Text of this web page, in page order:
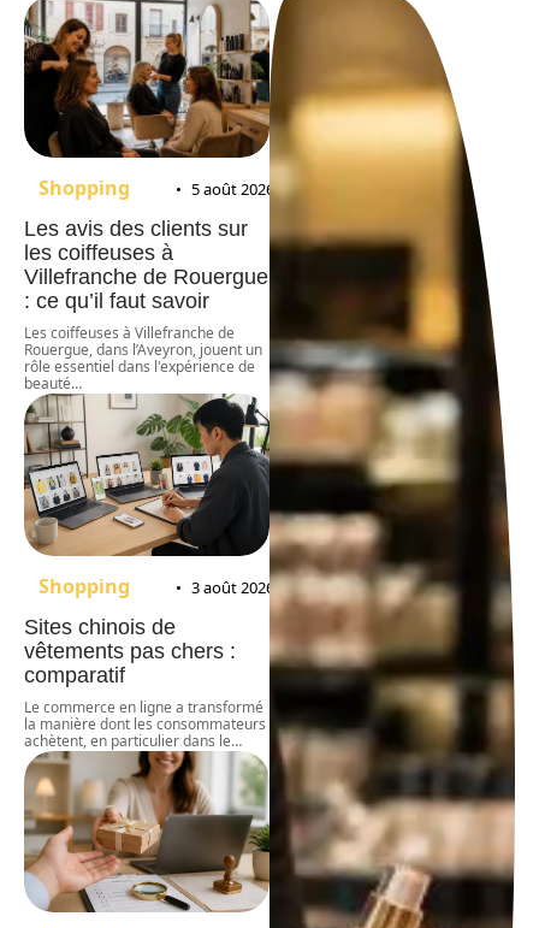
Shopping 5 août 2026
Les avis des clients sur
les coiffeuses à
Villefranche de Rouergue
: ce qu’il faut savoir
Les coiffeuses à Villefranche de
Rouergue, dans l’Aveyron, jouent un
rôle essentiel dans l'expérience de
beauté…
Shopping 3 août 2026
Sites chinois de
vêtements pas chers :
comparatif
Le commerce en ligne a transformé
la manière dont les consommateurs
achètent, en particulier dans le…